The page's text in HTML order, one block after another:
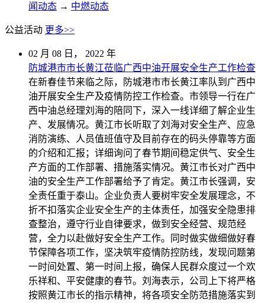
闻动态 → 中燃动态
公益活动 更多>>
02 月 08 日， 2022 年
防城港市市长黄江莅临广西中油开展安全生产工作检查
在新春佳节来临之际，防城港市市长黄江率队到广西中
油开展安全生产及疫情防控工作检查。市领导一行在广
西中油总经理刘海的陪同下，深入一线详细了解企业生
产、发展情况。黄江市长听取了刘海对安全生产、应急
消防演练、人员值班值守及目前存在的码头停靠等方面
的介绍和汇报；详细询问了春节期间稳定供气、安全生
产方面的工作部署、措施落实情况。黄江市长对广西中
油的安全生产工作部署给予了肯定。黄江市长强调，安
全责任重于泰山。企业负责人要树牢安全发展理念，不
折不扣落实企业安全生产的主体责任，加强安全隐患排
查整治，遵守行业自律要求，做到安全经营、规范经
营，全力以赴做好安全生产工作。同时做实做细做好春
节保障各项工作，坚决筑牢疫情防控防线，发现问题第
一时间处置、第一时间上报，确保人民群众度过一个欢
乐祥和、平安健康的春节。刘海表示，公司上下将严格
按照黄江市长的指示精神，将各项安全防范措施落实到